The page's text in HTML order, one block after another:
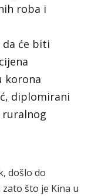
roba i
će biti
korona
diplomirani
ruralnog
došlo do
što je Kina u